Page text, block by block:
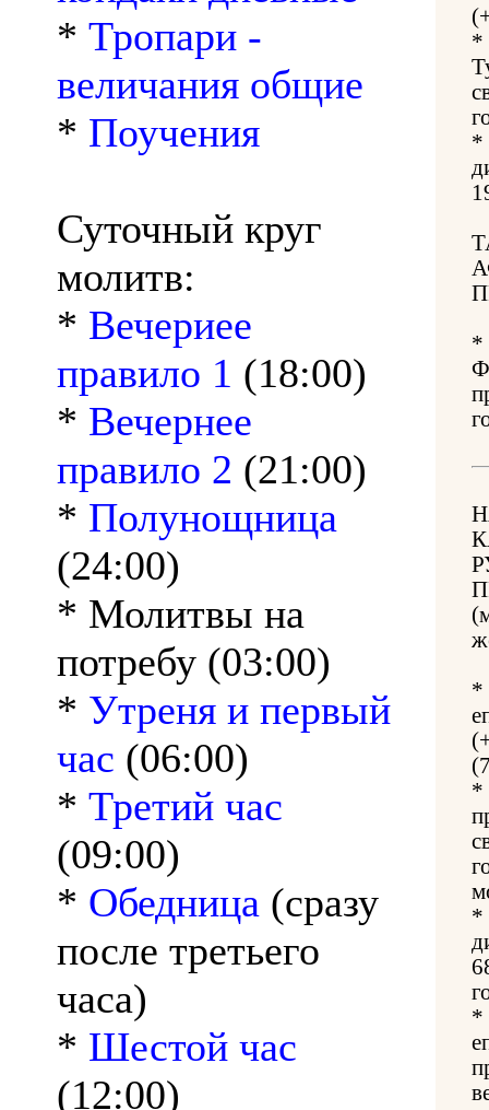
* Тропари -
величания общие
* Поучения
Суточный круг
молитв:
* Вечериее
правило 1 (18:00)
* Вечернее
правило 2 (21:00)
* Полунощница
(24:00)
* Молитвы на
потребу (03:00)
* Утреня и первый
час (06:00)
* Третий час
(09:00)
* Обедница (сразу
после третьего
часа)
* Шестой час
(12:00)
*
*
*
*
*
*
*